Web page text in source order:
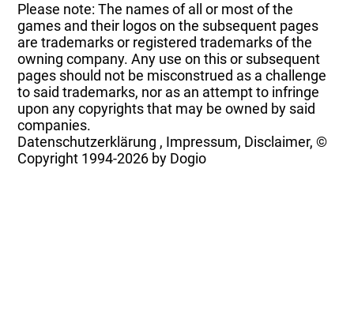
Please note: The names of all or most of the
games and their logos on the subsequent pages
are trademarks or registered trademarks of the
owning company. Any use on this or subsequent
pages should not be misconstrued as a challenge
to said trademarks, nor as an attempt to infringe
upon any copyrights that may be owned by said
companies.
Datenschutzerklärung , Impressum, Disclaimer, ©
Copyright 1994-2026 by Dogio